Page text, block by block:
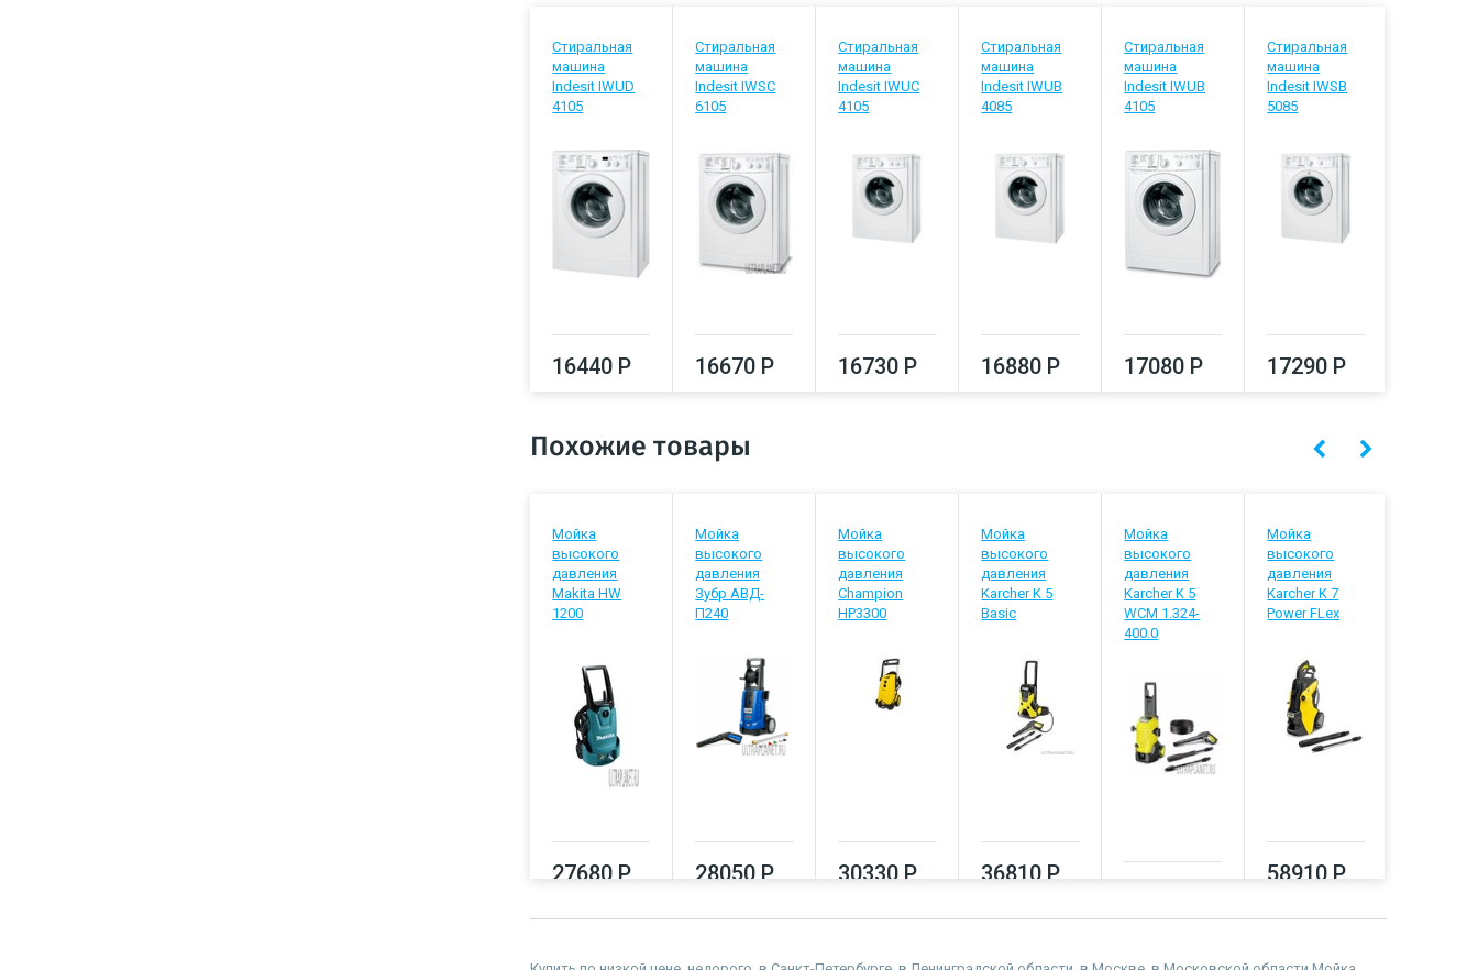
Стиральная
машина
Indesit IWUD
4105
16440 Р
Стиральная
машина
Indesit IWSC
6105
16670 Р
Стиральная
машина
Indesit IWUC
4105
16730 Р
Стиральная
машина
Indesit IWUB
4085
16880 Р
Стиральная
машина
Indesit IWUB
4105
17080 Р
Стиральная
машина
Indesit IWSB
5085
17290 Р
Похожие товары
Мойка
высокого
давления
Makita HW
1200
27680 Р
Мойка
высокого
давления
Зубр АВД-
П240
28050 Р
Мойка
высокого
давления
Champion
HP3300
30330 Р
Мойка
высокого
давления
Karcher K 5
Basic
36810 Р
Мойка
высокого
давления
Karcher K 5
WCM 1.324-
400.0
Мойка
высокого
давления
Karcher K 7
Power FLex
58910 Р